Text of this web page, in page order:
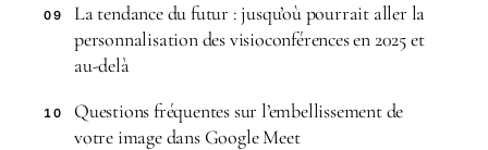
09
La tendance du futur : jusqu’où pourrait aller la
personnalisation des visioconférences en 2025 et
au-delà
10
Questions fréquentes sur l’embellissement de
votre image dans Google Meet